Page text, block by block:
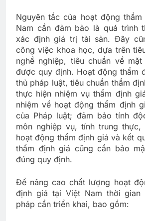
Nguyên tắc của hoạt động
Nam cần đảm bảo là quá trình
xác định giá trị tài sản. Đây
công việc khoa học, dựa trên
nghề nghiệp, tiêu chuẩn về
được quy định. Hoạt động thẩm
thủ pháp luật, tiêu chuẩn thẩm
thực hiện nhiệm vụ thẩm định
nhiệm về hoạt động thẩm định
của Pháp luật; đảm bảo tính
môn nghiệp vụ, tính trung thực,
hoạt động thẩm định giá và kết
thẩm định giá cũng cần bảo
đúng quy định.
Để nâng cao chất lượng hoạt
định giá tại Việt Nam thời
pháp cần triển khai, bao gồm: